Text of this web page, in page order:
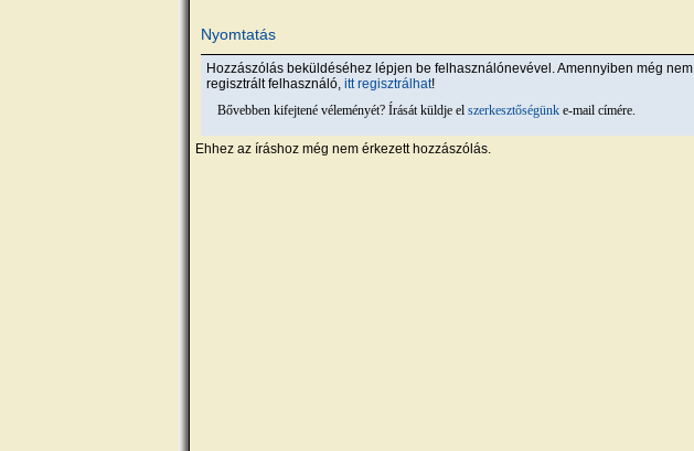
Nyomtatás
Hozzászólás beküldéséhez lépjen be felhasználónevével. Amennyiben még nem
regisztrált felhasználó, itt regisztrálhat!
Bővebben kifejtené véleményét? Írását küldje el szerkesztőségünke-mail címére.
Ehhez az íráshoz még nem érkezett hozzászólás.